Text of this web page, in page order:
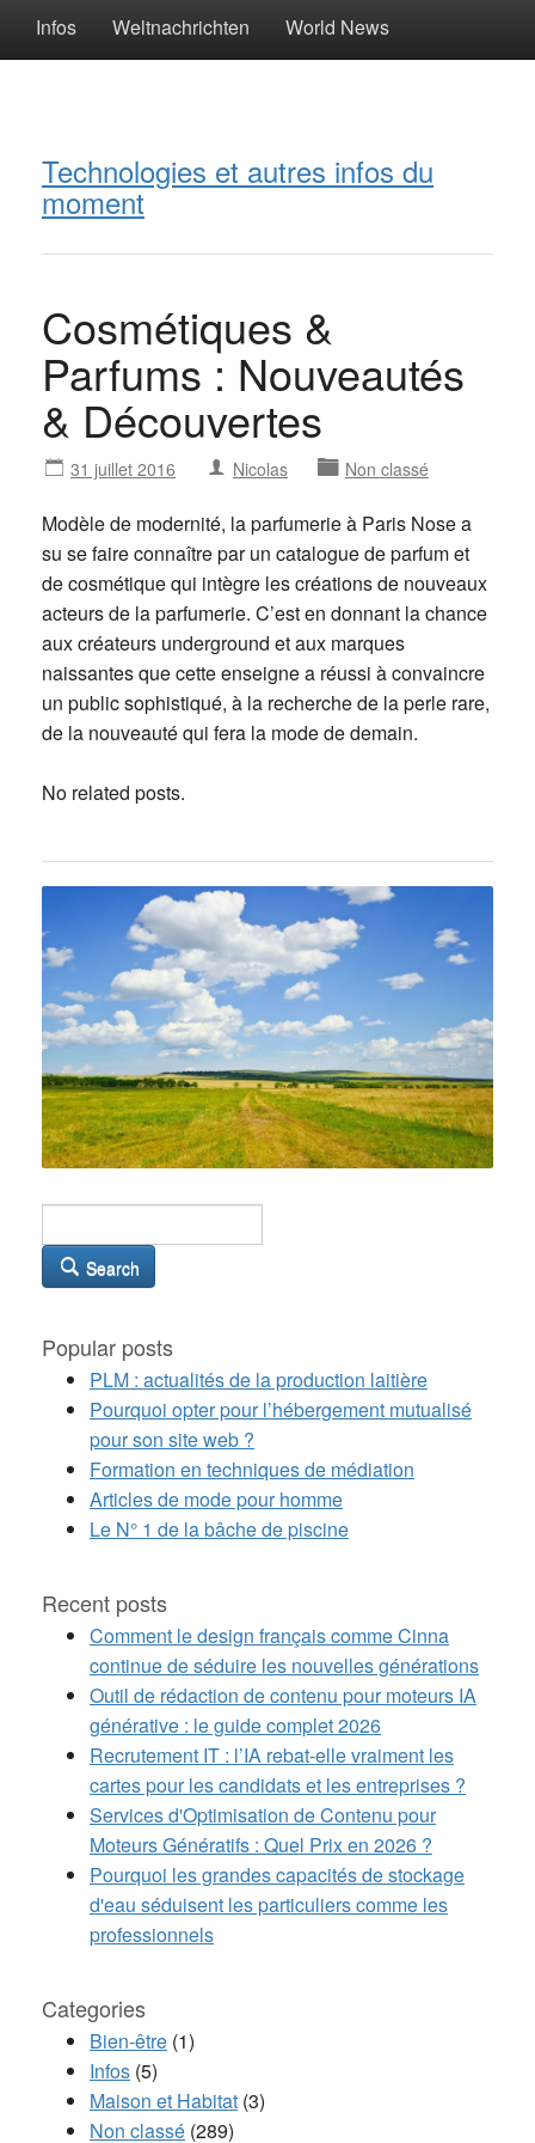
Infos Weltnachrichten World News
Technologies et autres infos du
moment
Cosmétiques &
Parfums : Nouveautés
& Découvertes
31 juillet 2016 Nicolas Non classé
Modèle de modernité, la parfumerie à Paris Nose a
su se faire connaître par un catalogue de parfum et
de cosmétique qui intègre les créations de nouveaux
acteurs de la parfumerie. C’est en donnant la chance
aux créateurs underground et aux marques
naissantes que cette enseigne a réussi à convaincre
un public sophistiqué, à la recherche de la perle rare,
de la nouveauté qui fera la mode de demain.
No related posts.
Search
Popular posts
PLM : actualités de la production laitière
Pourquoi opter pour l’hébergement mutualisé
pour son site web ?
Formation en techniques de médiation
Articles de mode pour homme
Le N° 1 de la bâche de piscine
Recent posts
Comment le design français comme Cinna
continue de séduire les nouvelles générations
Outil de rédaction de contenu pour moteurs IA
générative : le guide complet 2026
Recrutement IT : l’IA rebat-elle vraiment les
cartes pour les candidats et les entreprises ?
Services d'Optimisation de Contenu pour
Moteurs Génératifs : Quel Prix en 2026 ?
Pourquoi les grandes capacités de stockage
d'eau séduisent les particuliers comme les
professionnels
Categories
Bien-être (1)
Infos (5)
Maison et Habitat (3)
Non classé (289)